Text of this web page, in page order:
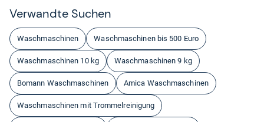
Ver­wandte Suchen
Waschmaschinen Waschmaschinen bis 500 Euro
Waschmaschinen 10 kg Waschmaschinen 9 kg
Bomann Waschmaschinen Amica Waschmaschinen
Waschmaschinen mit Trommelreinigung